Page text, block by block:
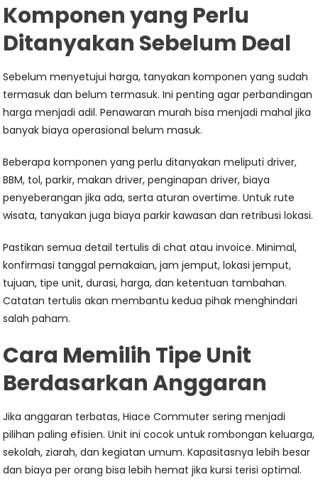
Komponen yang Perlu
Ditanyakan Sebelum Deal
Sebelum menyetujui harga, tanyakan komponen yang sudah
termasuk dan belum termasuk. Ini penting agar perbandingan
harga menjadi adil. Penawaran murah bisa menjadi mahal jika
banyak biaya operasional belum masuk.
Beberapa komponen yang perlu ditanyakan meliputi driver,
BBM, tol, parkir, makan driver, penginapan driver, biaya
penyeberangan jika ada, serta aturan overtime. Untuk rute
wisata, tanyakan juga biaya parkir kawasan dan retribusi lokasi.
Pastikan semua detail tertulis di chat atau invoice. Minimal,
konfirmasi tanggal pemakaian, jam jemput, lokasi jemput,
tujuan, tipe unit, durasi, harga, dan ketentuan tambahan.
Catatan tertulis akan membantu kedua pihak menghindari
salah paham.
Cara Memilih Tipe Unit
Berdasarkan Anggaran
Jika anggaran terbatas, Hiace Commuter sering menjadi
pilihan paling efisien. Unit ini cocok untuk rombongan keluarga,
sekolah, ziarah, dan kegiatan umum. Kapasitasnya lebih besar
dan biaya per orang bisa lebih hemat jika kursi terisi optimal.